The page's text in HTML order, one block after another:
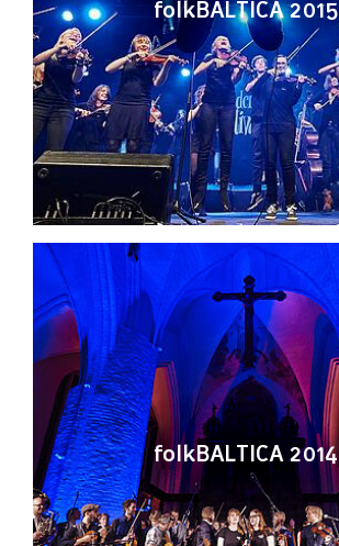
folkBALTICA 2015
folkBALTICA 2014